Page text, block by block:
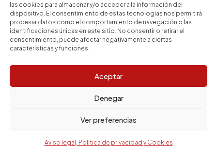
las cookies para almacenar y/o acceder a la información del
dispositivo. El consentimiento de estas tecnologías nos permitirá
procesar datos como el comportamiento de navegación o las
identificaciones únicas en este sitio. No consentir o retirar el
consentimiento, puede afectar negativamente a ciertas
características y funciones.
Aceptar
Denegar
Ver preferencias
Aviso legal, Política de privacidad y Cookies
Tipo de vivienda
Piso
Ático
Casa